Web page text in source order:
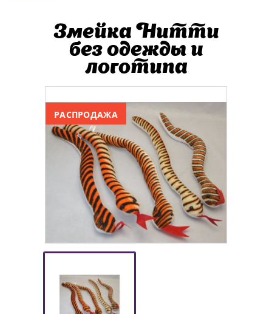
Змейка Нитти
без одежды и
логотипа
РАСПРОДАЖА